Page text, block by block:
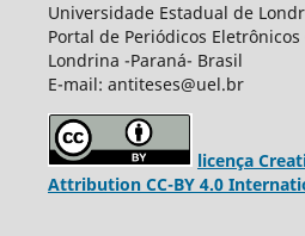
Universidade Estadual de
Portal de Periódicos
Londrina -Paraná- Brasil
E-mail: antiteses@uel.br
licença
Attribution CC-BY 4.0